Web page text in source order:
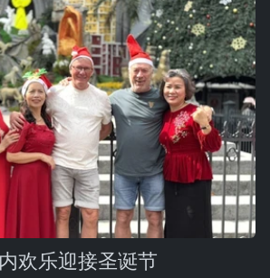
欢乐迎接圣诞节